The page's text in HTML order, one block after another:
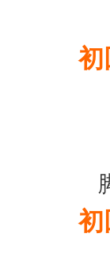
初
初